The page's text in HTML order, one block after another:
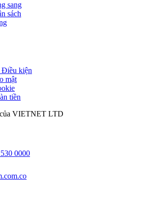
sang
sách
kiện
mật
tiền
VIETNET LTD
0000